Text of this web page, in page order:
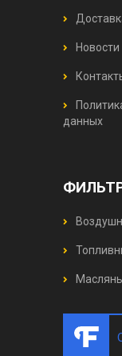
Новости
данных